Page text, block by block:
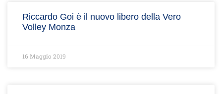
Riccardo Goi è il nuovo libero della Vero
Volley Monza
16 Maggio 2019